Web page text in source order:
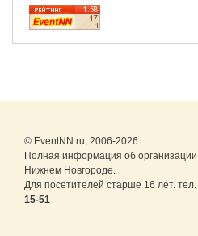
© EventNN.ru, 2006-2026
Полная информация об
Нижнем Новгороде.
Для посетителей старше 16 лет. тел.
15-51